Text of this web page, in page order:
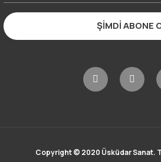
ŞİMDİ ABONE
Copyright © 2020 Üsküdar Sanat.